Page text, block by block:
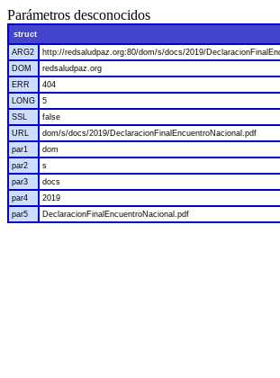
Parámetros desconocidos
struct
ARG2
http://redsaludpaz.org:80/dom/s/docs/2019/
DOM
redsaludpaz.org
ERR
404
LONG
5
SSL
false
URL
dom/s/docs/2019/DeclaracionFinalEncuentroNacional.pdf
par1
dom
par2
s
par3
docs
par4
2019
par5
DeclaracionFinalEncuentroNacional.pdf